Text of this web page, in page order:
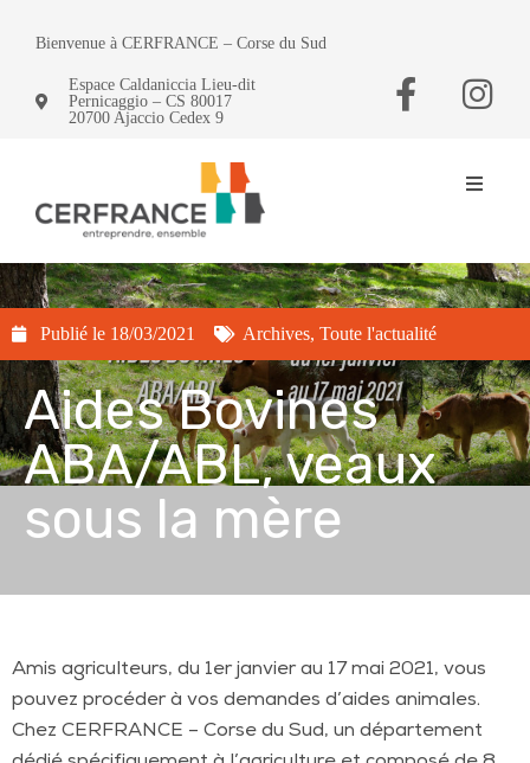
Bienvenue à CERFRANCE – Corse du Sud
Espace Caldaniccia Lieu-dit
Pernicaggio – CS 80017
20700 Ajaccio Cedex 9
Publié le 18/03/2021 Archives, Toute l'actualité
Aides Bovines
ABA/ABL, veaux
sous la mère
Amis agriculteurs, du 1er janvier au 17 mai 2021, vous
pouvez procéder à vos demandes d’aides animales.
Chez CERFRANCE – Corse du Sud, un département